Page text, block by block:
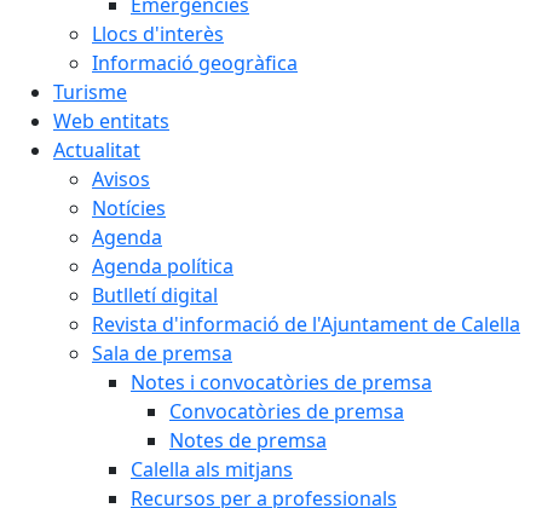
Llocs d'interès
Informació geogràfica
Turisme
Web entitats
Actualitat
Avisos
Notícies
Agenda
Agenda política
Butlletí digital
Revista d'informació de l'Ajuntament de Calella
Sala de premsa
Notes i convocatòries de premsa
Convocatòries de premsa
Notes de premsa
Calella als mitjans
Recursos per a professionals